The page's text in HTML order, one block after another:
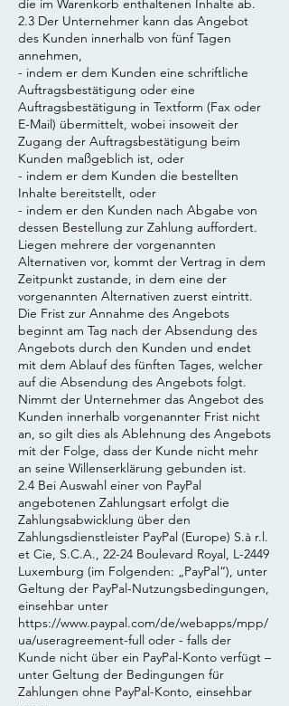
die im Warenkorb enthaltenen Inhalte ab.
2.3 Der Unternehmer kann das Angebot
des Kunden innerhalb von fünf Tagen
annehmen,
- indem er dem Kunden eine schriftliche
Auftragsbestätigung oder eine
Auftragsbestätigung in Textform (Fax oder
E-Mail) übermittelt, wobei insoweit der
Zugang der Auftragsbestätigung beim
Kunden maßgeblich ist, oder
- indem er dem Kunden die bestellten
Inhalte bereitstellt, oder
- indem er den Kunden nach Abgabe von
dessen Bestellung zur Zahlung auffordert.
Liegen mehrere der vorgenannten
Alternativen vor, kommt der Vertrag in dem
Zeitpunkt zustande, in dem eine der
vorgenannten Alternativen zuerst eintritt.
Die Frist zur Annahme des Angebots
beginnt am Tag nach der Absendung des
Angebots durch den Kunden und endet
mit dem Ablauf des fünften Tages, welcher
auf die Absendung des Angebots folgt.
Nimmt der Unternehmer das Angebot des
Kunden innerhalb vorgenannter Frist nicht
an, so gilt dies als Ablehnung des Angebots
mit der Folge, dass der Kunde nicht mehr
an seine Willenserklärung gebunden ist.
2.4 Bei Auswahl einer von PayPal
angebotenen Zahlungsart erfolgt die
Zahlungsabwicklung über den
Zahlungsdienstleister PayPal (Europe) S.à r.l.
et Cie, S.C.A., 22-24 Boulevard Royal, L-2449
Luxemburg (im Folgenden: „PayPal“), unter
Geltung der PayPal-Nutzungsbedingungen,
einsehbar unter
https://www.paypal.com/de/webapps/mpp/
ua/useragreement-full oder - falls der
Kunde nicht über ein PayPal-Konto verfügt –
unter Geltung der Bedingungen für
Zahlungen ohne PayPal-Konto, einsehbar